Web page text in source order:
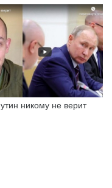
никому не верит